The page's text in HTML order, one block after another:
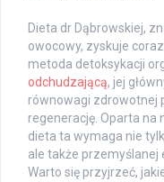
Dieta dr Dąbrowskiej,
owocowy, zyskuje
metoda detoksykacji
odchudzającą, jej
równowagi zdrowotnej
regenerację. Oparta na
dieta ta wymaga nie
ale także przemyślanej
Warto się przyjrzeć,